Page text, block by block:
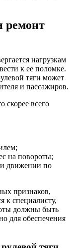
ремонт
нагрузкам
к ее поломке.
тяги может
и пассажиров.
скорее всего
на повороты;
движении по
признаков,
к специалисту,
должны быть
для обеспечения